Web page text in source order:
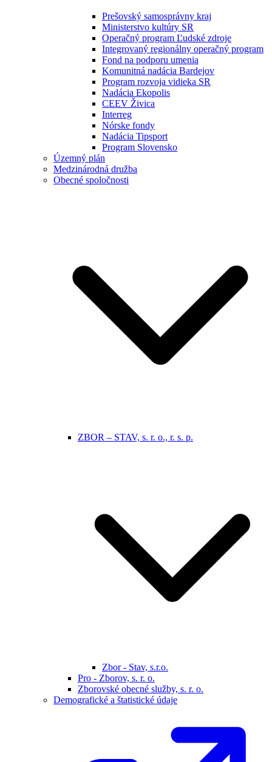
Prešovský samosprávny kraj
Ministerstvo kultúry SR
Operačný program Ľudské zdroje
Integrovaný regionálny operačný program
Fond na podporu umenia
Komunitná nadácia Bardejov
Program rozvoja vidieka SR
Nadácia Ekopolis
CEEV Živica
Interreg
Nórske fondy
Nadácia Tipsport
Program Slovensko
Územný plán
Medzinárodná družba
Obecné spoločnosti
ZBOR – STAV, s. r. o., r. s. p.
Zbor - Stav, s.r.o.
Pro - Zborov, s. r. o.
Zborovské obecné služby, s. r. o.
Demografické a štatistické údaje